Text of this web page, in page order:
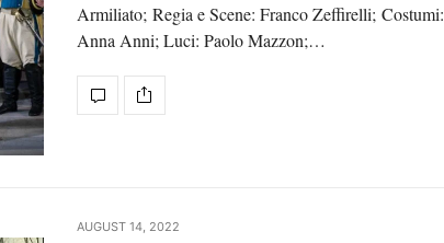
Armiliato; Regia e Scene: Franco Zeffirelli; Costumi:
Anna Anni; Luci: Paolo Mazzon;…
AUGUST 14, 2022